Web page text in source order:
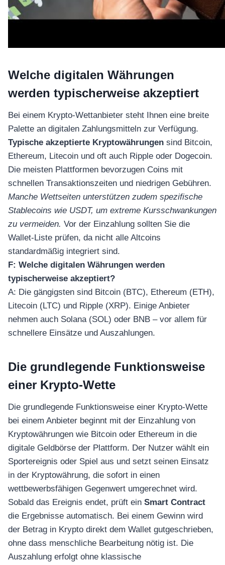
อุปกรณ์เพื่อความบันเทิง
อุปกรณ์เพื่อความบันเทิง
หูฟัง
ลำโพง
โทรทัศน์
สินค้าตามแบรนด์
Welche digitalen Währungen
werden typischerweise akzeptiert
Bei einem Krypto-Wettanbieter steht Ihnen eine breite
Palette an digitalen Zahlungsmitteln zur Verfügung.
Typische akzeptierte Kryptowährungen sind Bitcoin,
Ethereum, Litecoin und oft auch Ripple oder Dogecoin.
Die meisten Plattformen bevorzugen Coins mit
schnellen Transaktionszeiten und niedrigen Gebühren.
Manche Wettseiten unterstützen zudem spezifische
Stablecoins wie USDT, um extreme Kursschwankungen
zu vermeiden. Vor der Einzahlung sollten Sie die
Wallet-Liste prüfen, da nicht alle Altcoins
standardmäßig integriert sind.
F: Welche digitalen Währungen werden
typischerweise akzeptiert?
A: Die gängigsten sind Bitcoin (BTC), Ethereum (ETH),
Litecoin (LTC) und Ripple (XRP). Einige Anbieter
nehmen auch Solana (SOL) oder BNB – vor allem für
schnellere Einsätze und Auszahlungen.
Die grundlegende Funktionsweise
einer Krypto-Wette
Die grundlegende Funktionsweise einer Krypto-Wette
bei einem Anbieter beginnt mit der Einzahlung von
Kryptowährungen wie Bitcoin oder Ethereum in die
digitale Geldbörse der Plattform. Der Nutzer wählt ein
Sportereignis oder Spiel aus und setzt seinen Einsatz
in der Kryptowährung, die sofort in einen
wettbewerbsfähigen Gegenwert umgerechnet wird.
Sobald das Ereignis endet, prüft ein Smart Contract
die Ergebnisse automatisch. Bei einem Gewinn wird
der Betrag in Krypto direkt dem Wallet gutgeschrieben,
ohne dass menschliche Bearbeitung nötig ist. Die
Auszahlung erfolgt ohne klassische